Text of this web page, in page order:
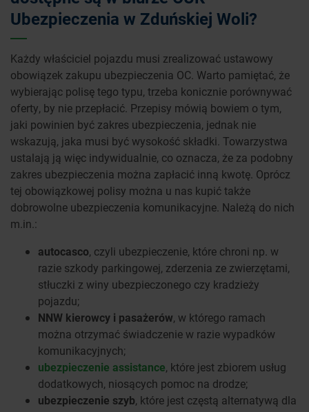
Ubezpieczenia w Zduńskiej Woli?
Każdy właściciel pojazdu musi zrealizować ustawowy
obowiązek zakupu ubezpieczenia OC. Warto pamiętać, że
wybierając polisę tego typu, trzeba konicznie porównywać
oferty, by nie przepłacić. Przepisy mówią bowiem o tym,
jaki powinien być zakres ubezpieczenia, jednak nie
wskazują, jaka musi być wysokość składki. Towarzystwa
ustalają ją więc indywidualnie, co oznacza, że za podobny
zakres ubezpieczenia można zapłacić inną kwotę. Oprócz
tej obowiązkowej polisy można u nas kupić także
dobrowolne ubezpieczenia komunikacyjne. Należą do nich
m.in.:
autocasco, czyli ubezpieczenie, które chroni np. w
razie szkody parkingowej, zderzenia ze zwierzętami,
stłuczki z winy ubezpieczonego czy kradzieży
pojazdu;
NNW kierowcy i pasażerów, w którego ramach
można otrzymać świadczenie w razie wypadków
komunikacyjnych;
ubezpieczenie assistance, które jest zbiorem usług
dodatkowych, niosących pomoc na drodze;
ubezpieczenie szyb, które jest częstą alternatywą dla